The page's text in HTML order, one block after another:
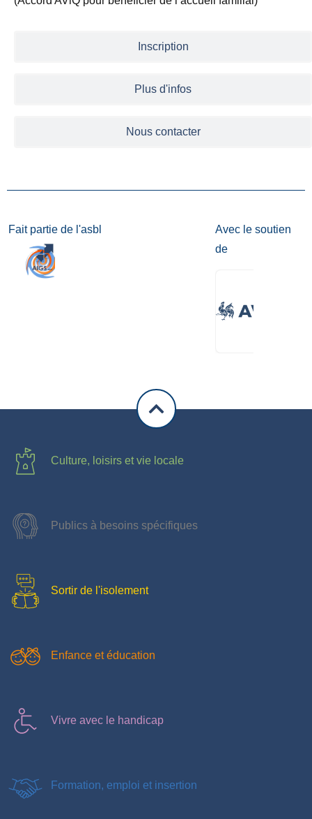
Inscription
Plus d'infos
Nous contacter
Fait partie de l'asbl
Avec le soutien
de
Culture, loisirs et vie locale
Publics à besoins spécifiques
Sortir de l'isolement
Enfance et éducation
Vivre avec le handicap
Formation, emploi et insertion